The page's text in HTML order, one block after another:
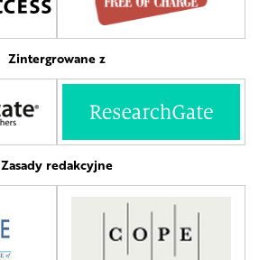
Zintergrowane z
Zasady redakcyjne